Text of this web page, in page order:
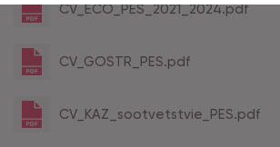
CV_ECO_PES_2021_2024.pdf
CV_GOSTR_PES.pdf
CV_KAZ_sootvetstvie_PES.pdf